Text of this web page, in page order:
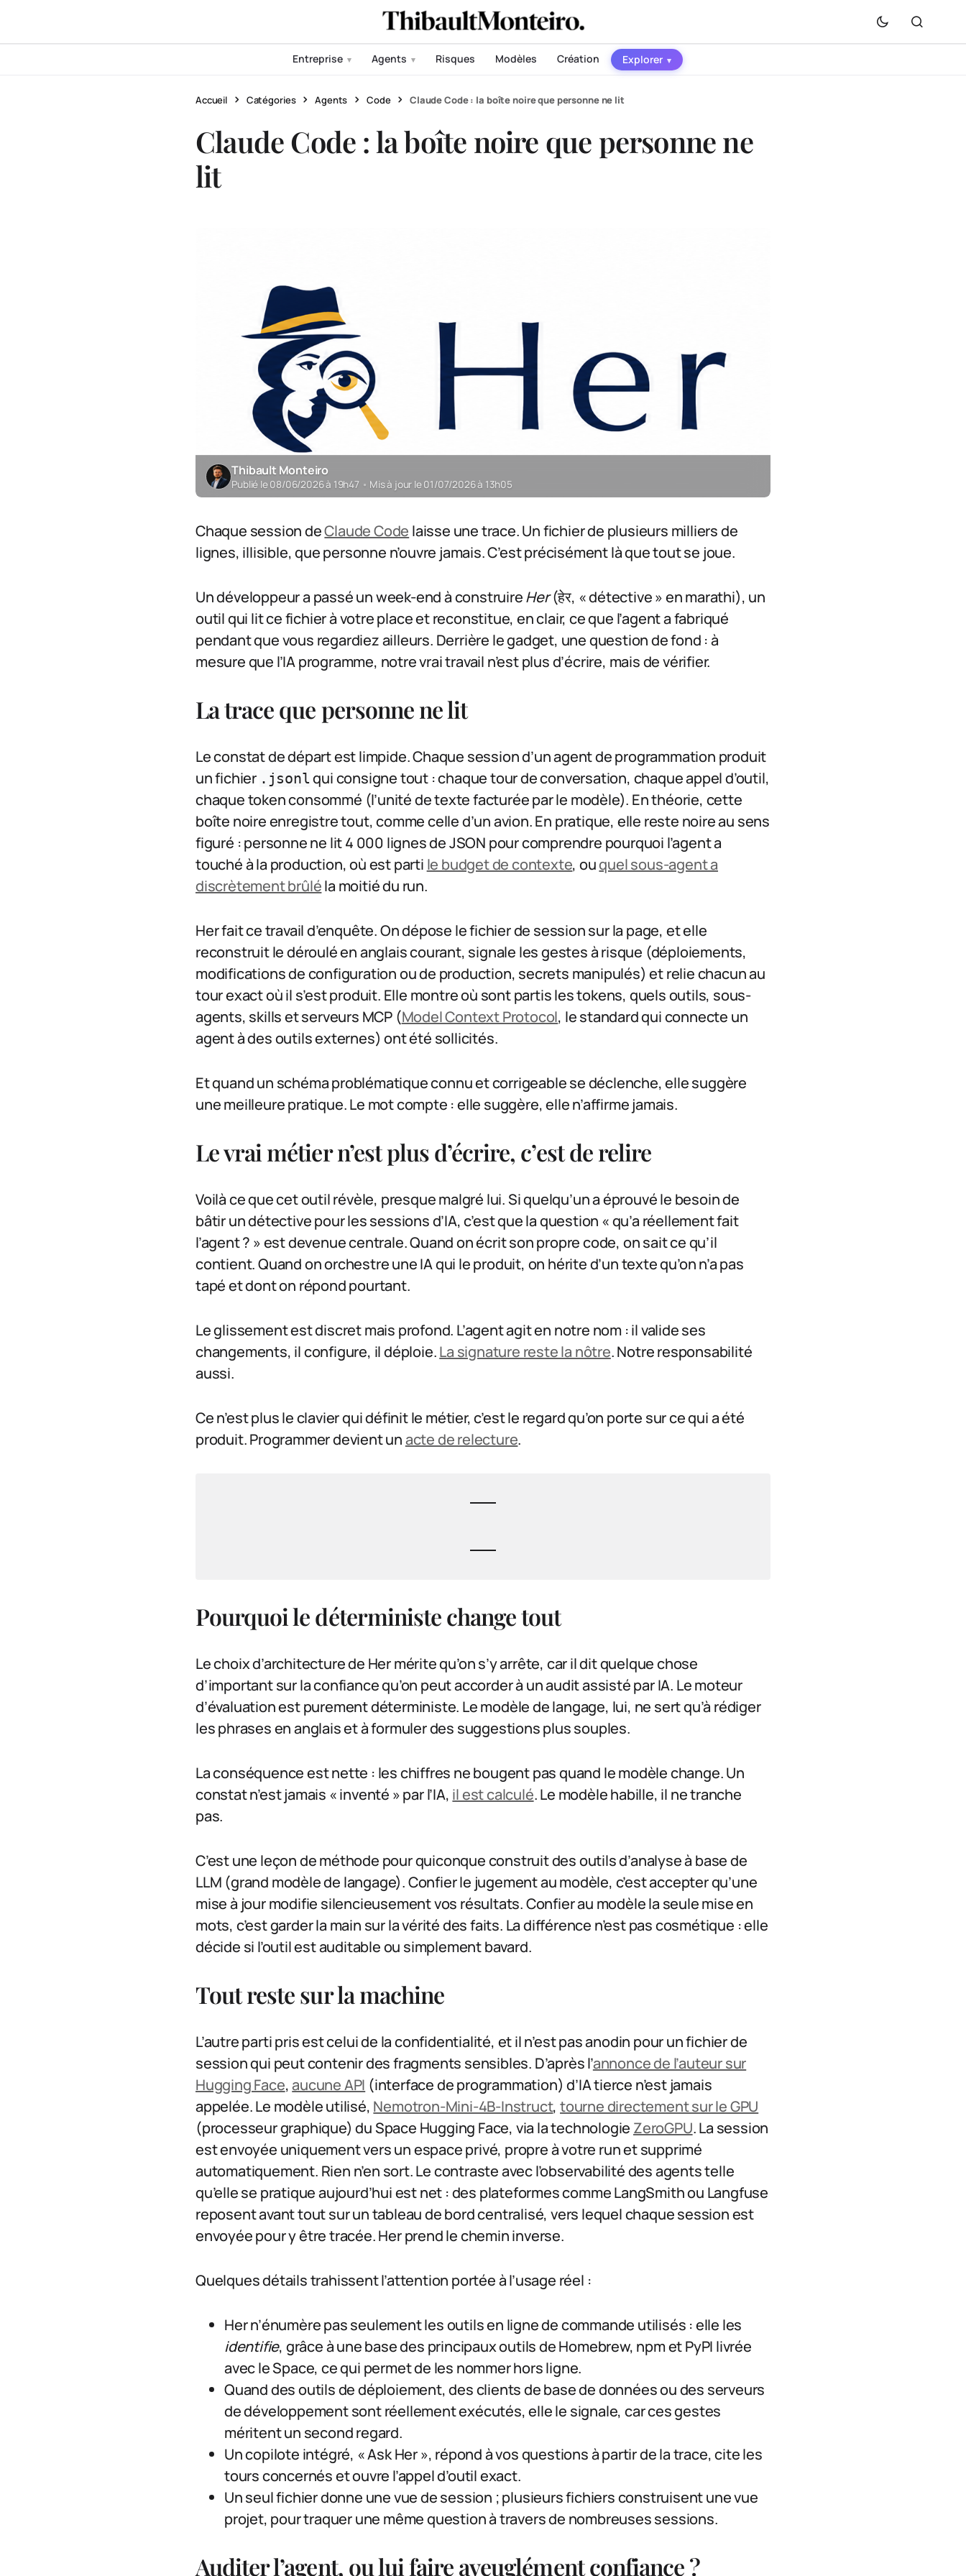
Entreprise ▾ Agents ▾ Risques Modèles Création Explorer ▾
Accueil Catégories Agents Code Claude Code : la boîte noire que personne ne lit
Claude Code : la boîte noire que personne ne
lit
Thibault Monteiro
Publié le 08/06/2026 à 19h47 • Mis à jour le 01/07/2026 à 13h05
Chaque session deClaude Code laisse une trace. Un fichier de plusieurs milliers de
lignes, illisible, que personne n’ouvre jamais. C’est précisément là que tout se joue.
Un développeur a passé un week-end à construireHer(हेर, « détective » en marathi), un
outil qui lit ce fichier à votre place et reconstitue, en clair, ce que l’agent a fabriqué
pendant que vous regardiez ailleurs. Derrière le gadget, une question de fond : à
mesure que l’IA programme, notre vrai travail n’est plus d’écrire, mais de vérifier.
La trace que personne ne lit
Le constat de départ est limpide. Chaque session d’un agent de programmation produit
un fichier .jsonl qui consigne tout : chaque tour de conversation, chaque appel d’outil,
chaque token consommé (l’unité de texte facturée par le modèle). En théorie, cette
boîte noire enregistre tout, comme celle d’un avion. En pratique, elle reste noire au sens
figuré : personne ne lit 4 000 lignes de JSON pour comprendre pourquoi l’agent a
touché à la production, où est parti le budget de contexte, ouquel sous-agent a
discrètement brûléla moitié du run.
Her fait ce travail d’enquête. On dépose le fichier de session sur la page, et elle
reconstruit le déroulé en anglais courant, signale les gestes à risque (déploiements,
modifications de configuration ou de production, secrets manipulés) et relie chacun au
tour exact où il s’est produit. Elle montre où sont partis les tokens, quels outils, sous-
agents, skills et serveurs MCP (Model Context Protocol, le standard qui connecte un
agent à des outils externes) ont été sollicités.
Et quand un schéma problématique connu et corrigeable se déclenche, elle suggère
une meilleure pratique. Le mot compte : elle suggère, elle n’affirme jamais.
Le vrai métier n’est plus d’écrire, c’est de relire
Voilà ce que cet outil révèle, presque malgré lui. Si quelqu’un a éprouvé le besoin de
bâtir un détective pour les sessions d’IA, c’est que la question « qu’a réellement fait
l’agent ? » est devenue centrale. Quand on écrit son propre code, on sait ce qu’il
contient. Quand on orchestre une IA qui le produit, on hérite d’un texte qu’on n’a pas
tapé et dont on répond pourtant.
Le glissement est discret mais profond. L’agent agit en notre nom : il valide ses
changements, il configure, il déploie.La signature reste la nôtre. Notre responsabilité
aussi.
Ce n’est plus le clavier qui définit le métier, c’est le regard qu’on porte sur ce qui a été
produit. Programmer devient unacte de relecture.
Pourquoi le déterministe change tout
Le choix d’architecture de Her mérite qu’on s’y arrête, car il dit quelque chose
d’important sur la confiance qu’on peut accorder à un audit assisté par IA. Le moteur
d’évaluation est purement déterministe. Le modèle de langage, lui, ne sert qu’à rédiger
les phrases en anglais et à formuler des suggestions plus souples.
La conséquence est nette : les chiffres ne bougent pas quand le modèle change. Un
constat n’est jamais « inventé » par l’IA, il est calculé. Le modèle habille, il ne tranche
pas.
C’est une leçon de méthode pour quiconque construit des outils d’analyse à base de
LLM (grand modèle de langage). Confier le jugement au modèle, c’est accepter qu’une
mise à jour modifie silencieusement vos résultats. Confier au modèle la seule mise en
mots, c’est garder la main sur la vérité des faits. La différence n’est pas cosmétique : elle
décide si l’outil est auditable ou simplement bavard.
Tout reste sur la machine
L’autre parti pris est celui de la confidentialité, et il n’est pas anodin pour un fichier de
session qui peut contenir des fragments sensibles. D’après l’annonce de l’auteur sur
Hugging Face,aucune API (interface de programmation) d’IA tierce n’est jamais
appelée. Le modèle utilisé, Nemotron-Mini-4B-Instruct,tourne directement sur le GPU
(processeur graphique) du Space Hugging Face, via la technologie ZeroGPU. La session
est envoyée uniquement vers un espace privé, propre à votre run et supprimé
automatiquement. Rien n’en sort. Le contraste avec l’observabilité des agents telle
qu’elle se pratique aujourd’hui est net : des plateformes comme LangSmith ou Langfuse
reposent avant tout sur un tableau de bord centralisé, vers lequel chaque session est
envoyée pour y être tracée. Her prend le chemin inverse.
Quelques détails trahissent l’attention portée à l’usage réel :
Her n’énumère pas seulement les outils en ligne de commande utilisés : elle les
identifie, grâce à une base des principaux outils de Homebrew, npm et PyPI livrée
avec le Space, ce qui permet de les nommer hors ligne.
Quand des outils de déploiement, des clients de base de données ou des serveurs
de développement sont réellement exécutés, elle le signale, car ces gestes
méritent un second regard.
Un copilote intégré, « Ask Her », répond à vos questions à partir de la trace, cite les
tours concernés et ouvre l’appel d’outil exact.
Un seul fichier donne une vue de session ; plusieurs fichiers construisent une vue
projet, pour traquer une même question à travers de nombreuses sessions.
Auditer l’agent, ou lui faire aveuglément confiance ?